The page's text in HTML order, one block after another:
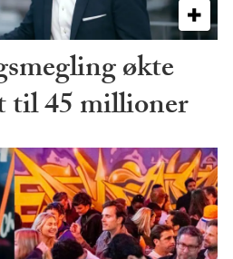
økte
til 45 millioner